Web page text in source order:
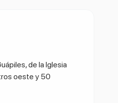
de la Iglesia
oeste y 50